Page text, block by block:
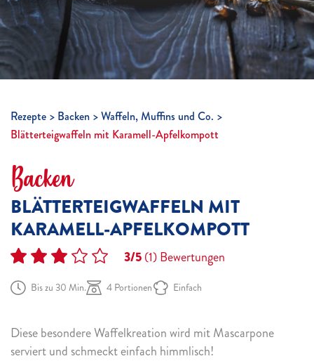
Rezepte Backen
Waffeln, Muffins und Co.
Blätterteigwaffeln mit Karamell-Apfelkompott
Backen
BLÄTTERTEIGWAFFELN MIT
KARAMELL-APFELKOMPOTT
3/5(1)Bewertungen
Bis zu 30 Min. 4 Portionen Einfach
Diese besondere Waffelkreation wird mit Mascarpone
serviert und schmeckt einfach himmlisch!